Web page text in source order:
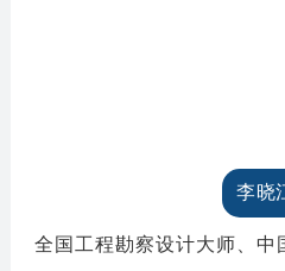
李晓
全国工程勘察设计大师、中